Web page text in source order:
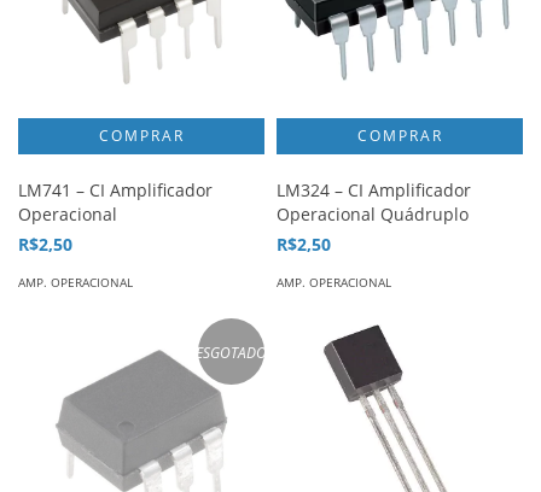
LM741 – CI Amplificador
Operacional
R$2,50
AMP. OPERACIONAL
LM324 – CI Amplificador
Operacional Quádruplo
R$2,50
AMP. OPERACIONAL
ESGOTADO